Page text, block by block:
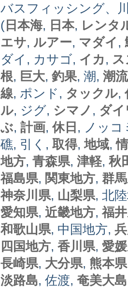
バスフィッシング、
( 日本海, 日本, レンタ
エサ, ルアー, マダイ ,
ダイ, カサゴ, イカ ,
根, 巨大, 釣果, 潮, 潮流
線, ポンド, タックル,
ル, ジグ, シマノ , ダ
ぶ, 計画,休日 , ノッ
礁, 引く, 取得,地域,
地方, 青森県, 津軽, 秋
福島県, 関東地方, 群
神奈川県, 山梨県, 北
愛知県, 近畿地方,福
和歌山県, 中国地方,
四国地方, 香川県, 愛
長崎県, 大分県, 熊本県
淡路島, 佐渡, 奄美大島